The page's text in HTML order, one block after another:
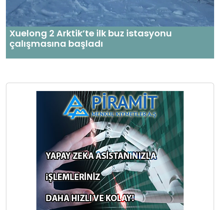
Xuelong 2 Arktik’te ilk buz istasyonu
çalışmasına başladı